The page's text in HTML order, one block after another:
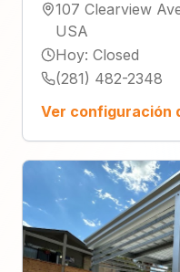
107 Clearview
USA
Hoy: Closed
(281) 482-2348
Ver configuración